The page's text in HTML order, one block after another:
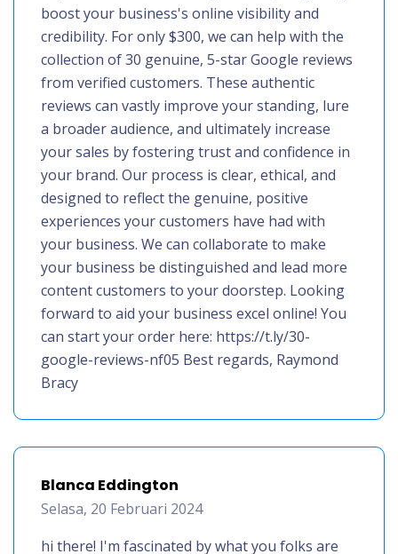
boost your business's online visibility and
credibility. For only $300, we can help with the
collection of 30 genuine, 5-star Google reviews
from verified customers. These authentic
reviews can vastly improve your standing, lure
a broader audience, and ultimately increase
your sales by fostering trust and confidence in
your brand. Our process is clear, ethical, and
designed to reflect the genuine, positive
experiences your customers have had with
your business. We can collaborate to make
your business be distinguished and lead more
content customers to your doorstep. Looking
forward to aid your business excel online! You
can start your order here: https://t.ly/30-
google-reviews-nf05 Best regards, Raymond
Bracy
Blanca Eddington
Selasa, 20 Februari 2024
hi there! I'm fascinated by what you folks are